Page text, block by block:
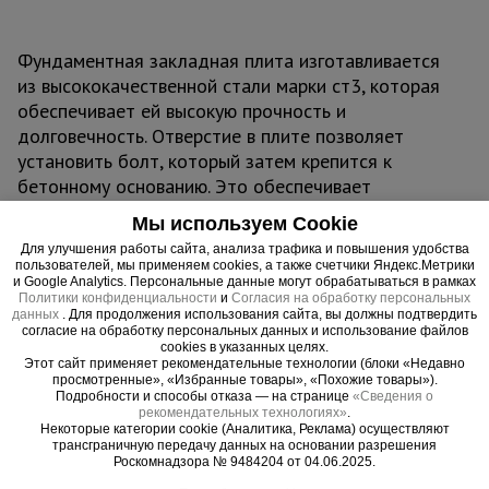
Фундаментная закладная плита изготавливается
из высококачественной стали марки ст3, которая
обеспечивает ей высокую прочность и
долговечность. Отверстие в плите позволяет
установить болт, который затем крепится к
бетонному основанию. Это обеспечивает
надежное соединение между конструкцией и
фундаментом.
Размеры плит могут варьироваться в зависимости
от нагрузки, которую они должны выдерживать, и
от размеров болтов, которые будут
использоваться. Данная модель имеет размер
220х220 мм.
Анкерные плиты используются при строительстве
объектов, требующих усиления конструкции от
разрушения. Это могут быть опоры ВЛ, ЛЭП,
мосты и другие сооружения. Они могут
Мы используем Cookie
Для улучшения работы сайта, анализа трафика и повышения удобства
пользователей, мы применяем cookies, а также счетчики Яндекс.Метрики
и Google Analytics. Персональные данные могут обрабатываться в рамках
Политики конфиденциальности и Согласия на обработку персональных
данных
. Для продолжения использования сайта, вы должны подтвердить
согласие на обработку персональных данных и использование файлов
cookies в указанных целях.
Этот сайт применяет рекомендательные технологии (блоки «Недавно
просмотренные», «Избранные товары», «Похожие товары»).
Подробности и способы отказа — на странице «Сведения о
рекомендательных технологиях»
Некоторые категории cookie (Аналитика, Реклама) осуществляют
трансграничную передачу данных на основании разрешения
Роскомнадзора № 9484204 от 04.06.2025.